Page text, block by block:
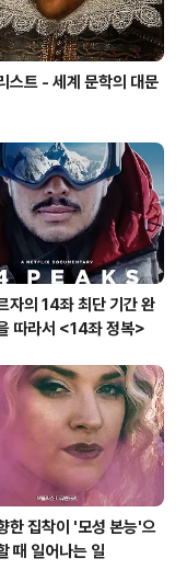
스트 - 세계 문학의 대문
자의 14좌 최단 기간 완
따라서 <14좌 정복>
한 집착이 '모성 본능'으
때 일어나는 일